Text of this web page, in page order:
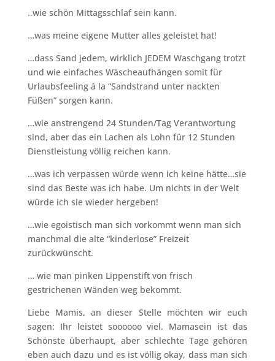
..wie schön Mittagsschlaf sein kann.
…was meine eigene Mutter alles geleistet hat!
…dass Sand jedem, wirklich JEDEM Waschgang trotzt
und wie einfaches Wäscheaufhängen somit für
Urlaubsfeeling à la “Sandstrand unter nackten
Füßen” sorgen kann.
…wie anstrengend 24 Stunden/Tag Verantwortung
sind, aber das ein Lachen als Lohn für 12 Stunden
Dienstleistung völlig reichen kann.
…was ich verpassen würde wenn ich keine hätte…sie
sind das Beste was ich habe. Um nichts in der Welt
würde ich sie wieder hergeben!
…wie egoistisch man sich vorkommt wenn man sich
manchmal die alte “kinderlose” Freizeit
zurückwünscht.
… wie man pinken Lippenstift von frisch
gestrichenen Wänden weg bekommt.
Liebe Mamis, an dieser Stelle möchten wir euch
sagen: Ihr leistet soooooo viel. Mamasein ist das
Schönste überhaupt, aber schlechte Tage gehören
eben auch dazu und es ist völlig okay, dass man sich